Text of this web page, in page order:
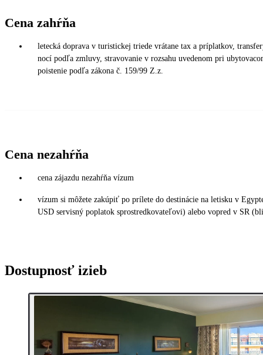
Cena zahŕňa
letecká doprava v turistickej triede vrátane tax a príplatkov,
nocí podľa zmluvy, stravovanie v rozsahu uvedenom pri
poistenie podľa zákona č. 159/99 Z.z.
Cena nezahŕňa
cena zájazdu nezahŕňa vízum
vízum si môžete zakúpiť po prílete do destinácie na letisku v
USD servisný poplatok sprostredkovateľovi) alebo vopred v SR
Dostupnosť izieb